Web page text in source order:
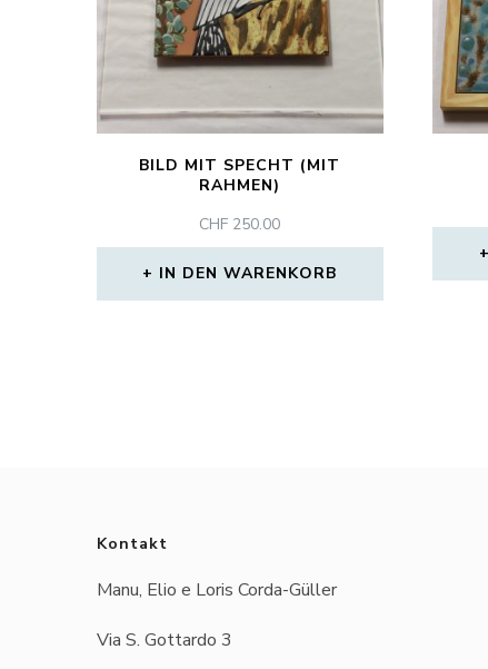
BILD MIT SPECHT (MIT
RAHMEN)
CHF 250.00
IN DEN WARENKORB
Kontakt
Manu, Elio e Loris Corda-Güller
Via S. Gottardo 3